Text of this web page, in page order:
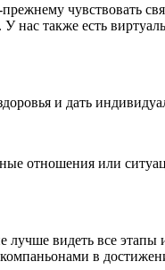
чувствовать
нас также есть
и дать
отношения или
видеть все этапы
в